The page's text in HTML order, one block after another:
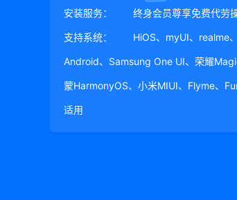
安装服务： 终身会员尊享免费代劳
支持系统： HiOS、myUI、realme
Android、Samsung One UI、荣耀
蒙HarmonyOS、小米MIUI、Flyme、
适用